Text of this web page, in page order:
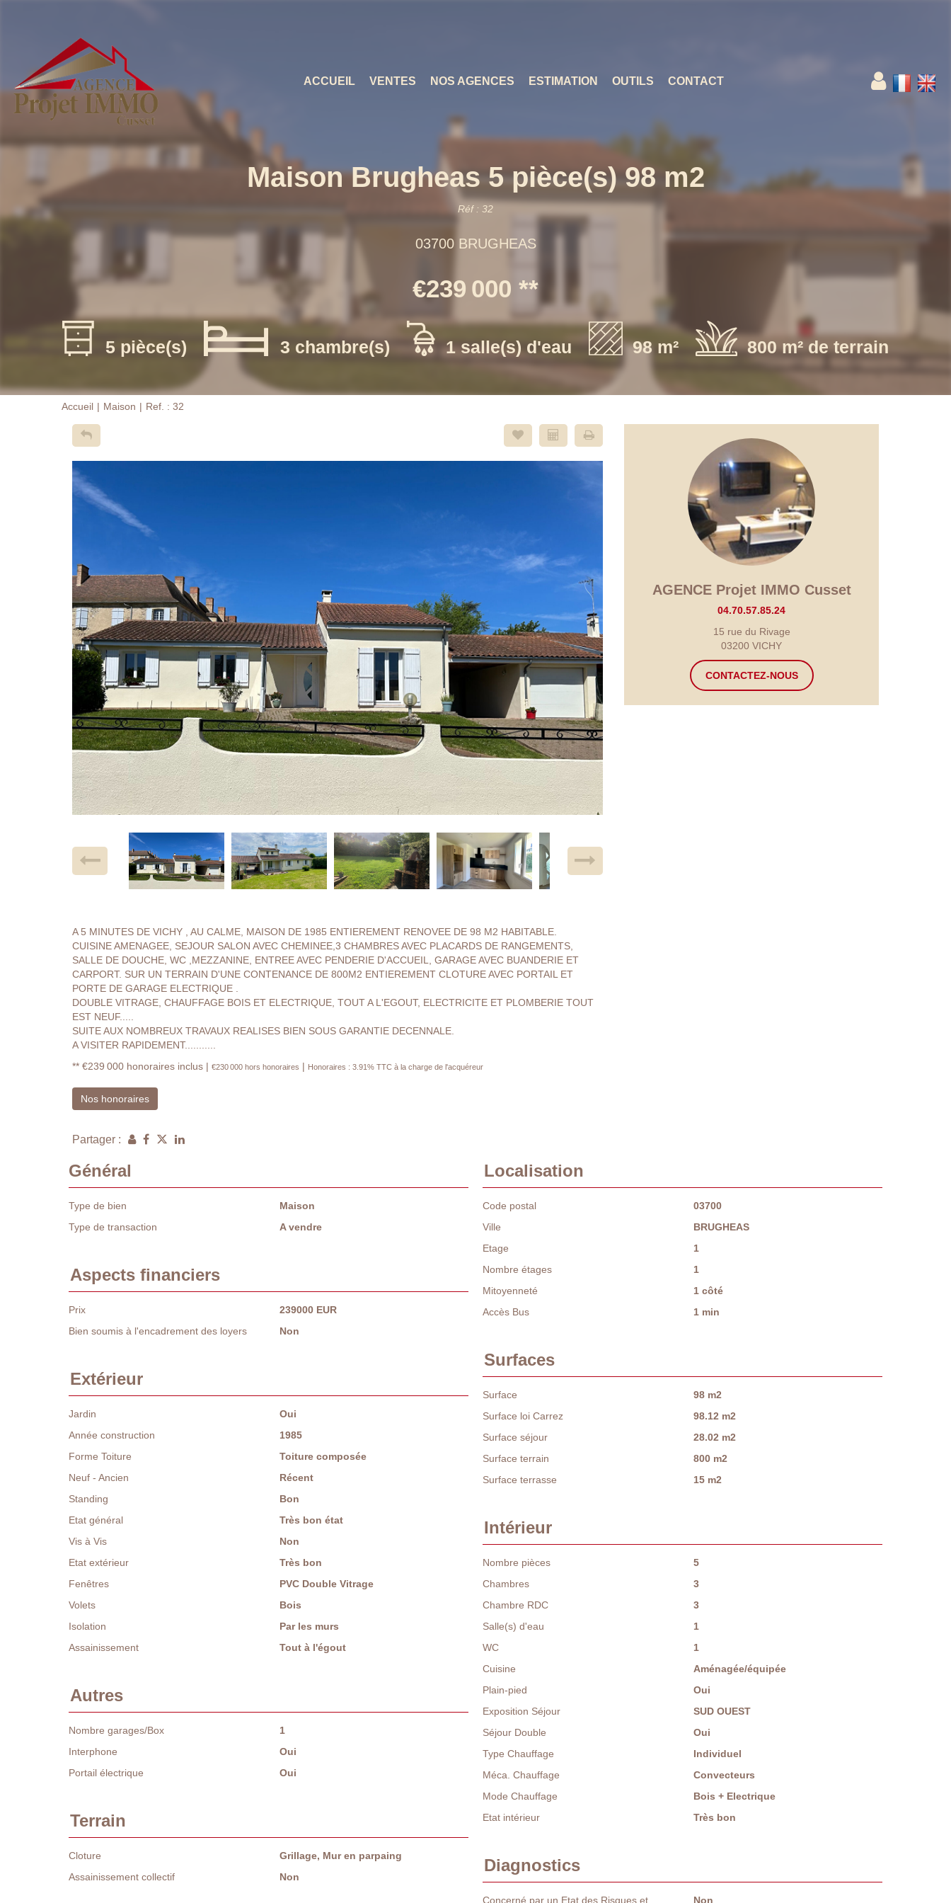
ACCUEIL VENTES NOS AGENCES ESTIMATION OUTILS CONTACT
Maison Brugheas 5 pièce(s) 98 m2
Réf : 32
03700 BRUGHEAS
€239 000 **
5 pièce(s) 3 chambre(s) 1 salle(s) d'eau 98 m² 800 m² de terrain
Accueil Maison Ref. : 32
A 5 MINUTES DE VICHY , AU CALME, MAISON DE 1985 ENTIEREMENT RENOVEE DE 98 M2 HABITABLE.
CUISINE AMENAGEE, SEJOUR SALON AVEC CHEMINEE,3 CHAMBRES AVEC PLACARDS DE RANGEMENTS,
SALLE DE DOUCHE, WC ,MEZZANINE, ENTREE AVEC PENDERIE D'ACCUEIL, GARAGE AVEC BUANDERIE ET
CARPORT. SUR UN TERRAIN D'UNE CONTENANCE DE 800M2 ENTIEREMENT CLOTURE AVEC PORTAIL ET
PORTE DE GARAGE ELECTRIQUE .
DOUBLE VITRAGE, CHAUFFAGE BOIS ET ELECTRIQUE, TOUT A L'EGOUT, ELECTRICITE ET PLOMBERIE TOUT
EST NEUF.....
SUITE AUX NOMBREUX TRAVAUX REALISES BIEN SOUS GARANTIE DECENNALE.
A VISITER RAPIDEMENT...........
** €239 000 honoraires inclus | €230 000 hors honoraires | Honoraires : 3.91% TTC à la charge de l'acquéreur
Nos honoraires
Partager :
AGENCE Projet IMMO Cusset
04.70.57.85.24
15 rue du Rivage
03200 VICHY
CONTACTEZ-NOUS
Général
Type de bien
Maison
Type de transaction
A vendre
Localisation
Code postal
03700
Ville
BRUGHEAS
Etage
1
Nombre étages
1
Mitoyenneté
1 côté
Accès Bus
1 min
Aspects financiers
Prix
239000 EUR
Bien soumis à l'encadrement des loyers
Non
Surfaces
Surface
98 m2
Surface loi Carrez
98.12 m2
Surface séjour
28.02 m2
Surface terrain
800 m2
Surface terrasse
15 m2
Extérieur
Jardin
Oui
Année construction
1985
Forme Toiture
Toiture composée
Neuf - Ancien
Récent
Standing
Bon
Etat général
Très bon état
Vis à Vis
Non
Etat extérieur
Très bon
Fenêtres
PVC Double Vitrage
Volets
Bois
Isolation
Par les murs
Assainissement
Tout à l'égout
Intérieur
Nombre pièces
5
Chambres
3
Chambre RDC
3
Salle(s) d'eau
1
WC
1
Cuisine
Aménagée/équipée
Plain-pied
Oui
Exposition Séjour
SUD OUEST
Séjour Double
Oui
Type Chauffage
Individuel
Méca. Chauffage
Convecteurs
Mode Chauffage
Bois + Electrique
Etat intérieur
Très bon
Autres
Nombre garages/Box
1
Interphone
Oui
Portail électrique
Oui
Terrain
Cloture
Grillage, Mur en parpaing
Assainissement collectif
Non
Diagnostics
Concerné par un Etat des Risques et Non